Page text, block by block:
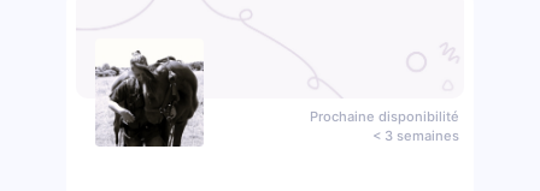
Prochaine disponibilité
< 3 semaines